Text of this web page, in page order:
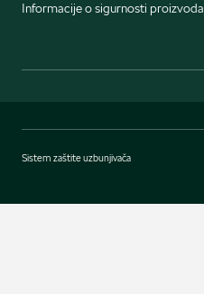
Informacije o sigurnosti proizvoda
Sistem zaštite uzbunjivača